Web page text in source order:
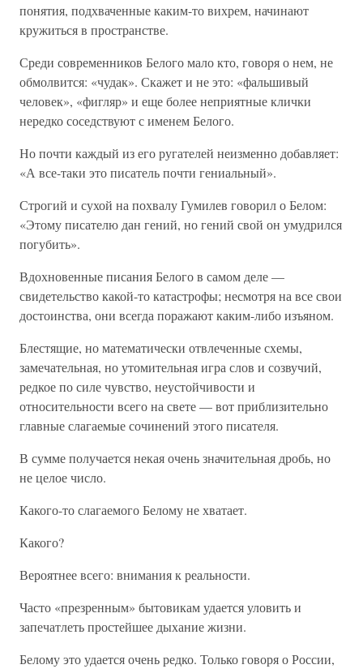
понятия, подхваченные каким-то вихрем, начинают
кружиться в пространстве.
Среди современников Белого мало кто, говоря о нем, не
обмолвится: «чудак». Скажет и не это: «фальшивый
человек», «фигляр» и еще более неприятные клички
нередко соседствуют с именем Белого.
Но почти каждый из его ругателей неизменно добавляет:
«А все-таки это писатель почти гениальный».
Строгий и сухой на похвалу Гумилев говорил о Белом:
«Этому писателю дан гений, но гений свой он умудрился
погубить».
Вдохновенные писания Белого в самом деле —
свидетельство какой-то катастрофы; несмотря на все свои
достоинства, они всегда поражают каким-либо изъяном.
Блестящие, но математически отвлеченные схемы,
замечательная, но утомительная игра слов и созвучий,
редкое по силе чувство, неустойчивости и
относительности всего на свете — вот приблизительно
главные слагаемые сочинений этого писателя.
В сумме получается некая очень значительная дробь, но
не целое число.
Какого-то слагаемого Белому не хватает.
Какого?
Вероятнее всего: внимания к реальности.
Часто «презренным» бытовикам удается уловить и
запечатлеть простейшее дыхание жизни.
Белому это удается очень редко. Только говоря о России,